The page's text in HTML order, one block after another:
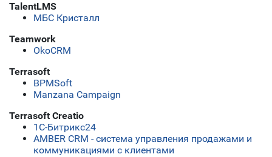
TalentLMS
МБС Кристалл
Teamwork
OkoCRM
Terrasoft
BPMSoft
Manzana Campaign
Terrasoft Creatio
1С-Битрикс24
AMBER CRM - система управления продажами и
коммуникациями с клиентами